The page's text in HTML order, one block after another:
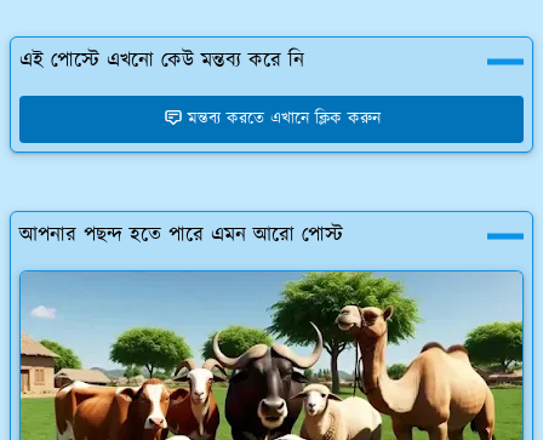
এই পোস্টে এখনো কেউ মন্তব্য করে নি
মন্তব্য করতে এখানে ক্লিক করুন
আপনার পছন্দ হতে পারে এমন আরো পোস্ট